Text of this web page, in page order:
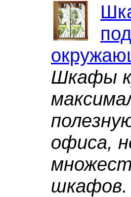
Шкафы
офиса,
шкафов.